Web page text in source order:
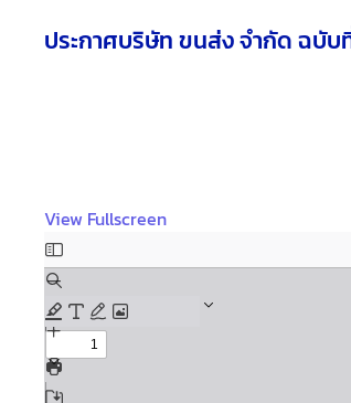
ประกาศบริษัท ขนส่ง จำกัด ฉบับ
View Fullscreen